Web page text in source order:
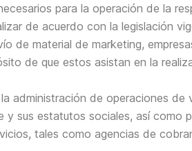
para la operación de la
de acuerdo con la legislación
de material de marketing,
de que estos asistan en la
administración de operaciones
sus estatutos sociales, así como
tales como agencias de